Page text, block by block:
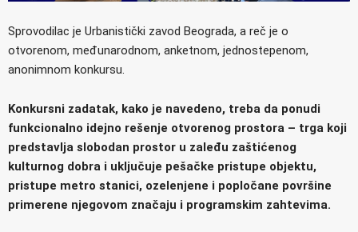
Sprovodilac je Urbanistički zavod Beograda, a reč je o
otvorenom, međunarodnom, anketnom, jednostepenom,
anonimnom konkursu.
Konkursni zadatak, kako je navedeno, treba da ponudi
funkcionalno idejno rešenje otvorenog prostora – trga koji
predstavlja slobodan prostor u zaleđu zaštićenog
kulturnog dobra i uključuje pešačke pristupe objektu,
pristupe metro stanici, ozelenjene i popločane površine
primerene njegovom značaju i programskim zahtevima.